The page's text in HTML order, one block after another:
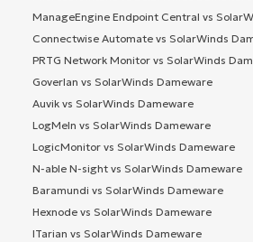
ManageEngine Endpoint Central vs
Connectwise Automate vs SolarWinds
PRTG Network Monitor vs SolarWinds
Goverlan vs SolarWinds Dameware
Auvik vs SolarWinds Dameware
LogMeIn vs SolarWinds Dameware
LogicMonitor vs SolarWinds Dameware
N-able N-sight vs SolarWinds Dameware
Baramundi vs SolarWinds Dameware
Hexnode vs SolarWinds Dameware
ITarian vs SolarWinds Dameware